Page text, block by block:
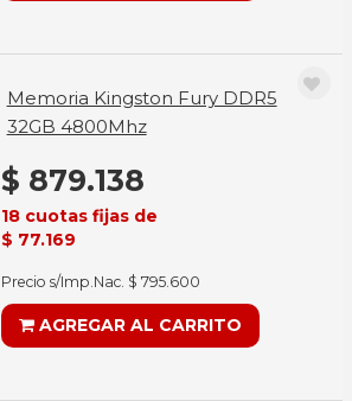
Memoria Kingston Fury DDR5
32GB 4800Mhz
$ 879.138
18 cuotas fijas de
$ 77.169
Precio s/Imp.Nac. $ 795.600
AGREGAR AL CARRITO